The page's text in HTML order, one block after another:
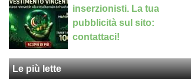
inserzionisti. La tua
pubblicità sul sito:
contattaci!
Le più lette